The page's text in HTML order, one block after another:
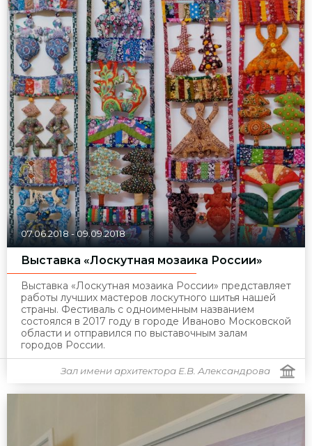
07.06.2018-09.09.2018
Выставка «Лоскутная мозаика России»
Выставка «Лоскутная мозаика России» представляет
работы лучших мастеров лоскутного шитья нашей
страны. Фестиваль с одноименным названием
состоялся в 2017 году в городе Иваново Московской
области и отправился по выставочным залам
городов России.
Зал имени архитектора Е.В. Александрова